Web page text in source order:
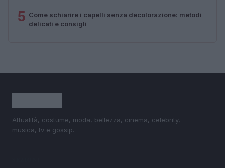
5 Come schiarire i capelli senza decolorazione: metodi
delicati e consigli
Attualità, costume, moda, bellezza, cinema, celebrity,
musica, tv e gossip.